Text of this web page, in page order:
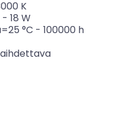
K
- 18 W
°C - 100000 h